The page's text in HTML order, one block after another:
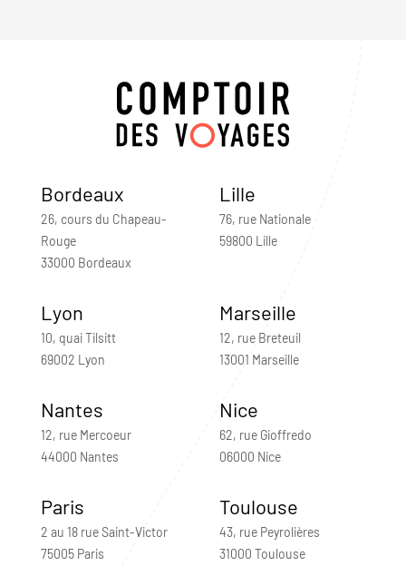
Bordeaux
26, cours du Chapeau-
Rouge
33000 Bordeaux
Lille
76, rue Nationale
59800 Lille
Lyon
10, quai Tilsitt
69002 Lyon
Marseille
12, rue Breteuil
13001 Marseille
Nantes
12, rue Mercoeur
44000 Nantes
Nice
62, rue Gioffredo
06000 Nice
Paris
2 au 18 rue Saint-Victor
75005 Paris
Toulouse
43, rue Peyrolières
31000 Toulouse